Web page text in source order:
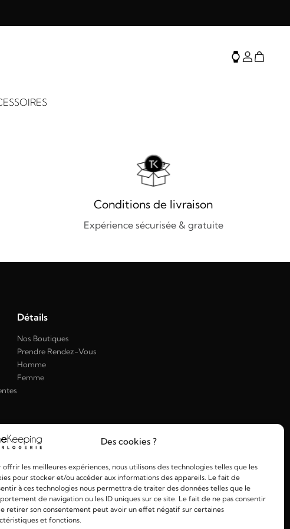
Des cookies ?
offrir les meilleures expériences, nous utilisons des technologies telles que les
pour stocker et/ou accéder aux informations des appareils. Le fait de
à ces technologies nous permettra de traiter des données telles que le
de navigation ou les ID uniques sur ce site. Le fait de ne pas consentir
retirer son consentement peut avoir un effet négatif sur certaines
et fonctions.
Conditions de livraison
Expérience sécurisée & gratuite
Détails
Nos Boutiques
Prendre Rendez-Vous
Homme
Femme